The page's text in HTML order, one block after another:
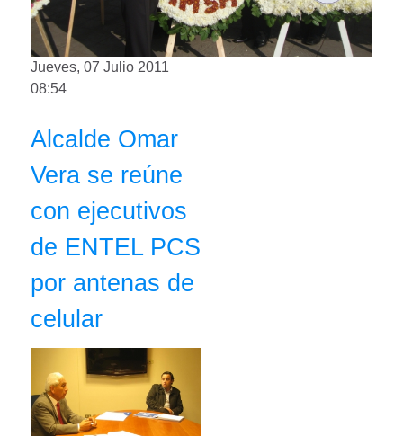
Jueves, 07 Julio 2011
08:54
Alcalde Omar
Vera se reúne
con ejecutivos
de ENTEL PCS
por antenas de
celular